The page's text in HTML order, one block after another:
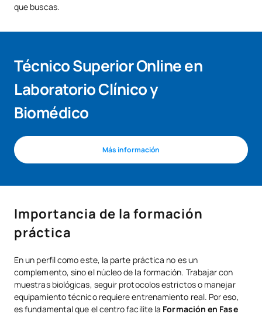
que buscas.
Técnico Superior Online en
Laboratorio Clínico y
Biomédico
Más información
Importancia de la formación
práctica
En un perfil como este, la parte práctica no es un
complemento, sino el núcleo de la formación. Trabajar con
muestras biológicas, seguir protocolos estrictos o manejar
equipamiento técnico requiere entrenamiento real. Por eso,
es fundamental que el centro facilite la Formación en Fase